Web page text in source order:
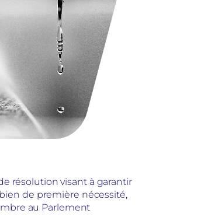
résolution visant à garantir
bien de première nécessité,
au Parlement